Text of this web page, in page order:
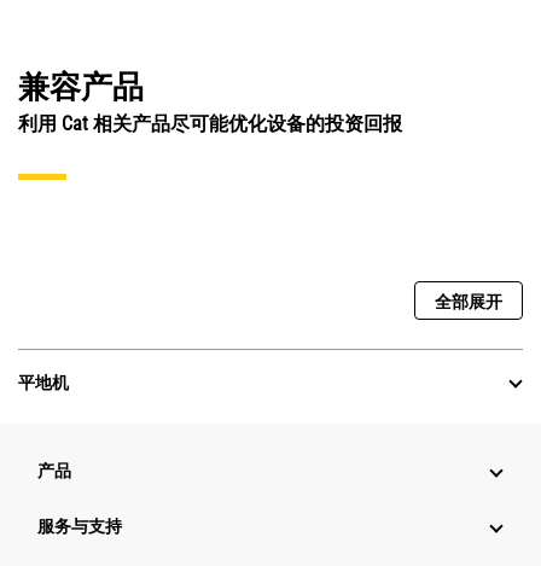
兼容产品
利用 Cat 相关产品尽可能优化设备的投资回报
全部展开
平地机
产品
服务与支持